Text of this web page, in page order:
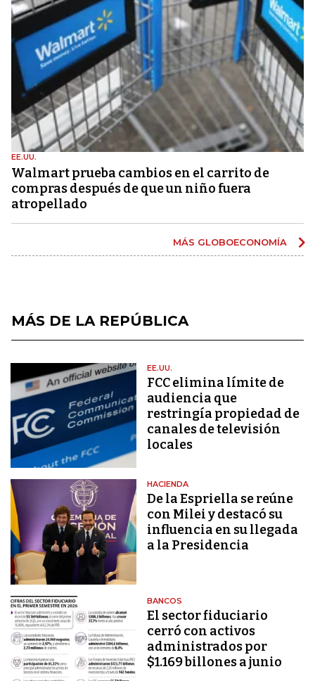
EE.UU.
Walmart prueba cambios en el carrito de
compras después de que un niño fuera
atropellado
MÁS GLOBOECONOMÍA
MÁS DE LA REPÚBLICA
EE.UU.
FCC elimina límite de
audiencia que
restringía propiedad de
canales de televisión
locales
HACIENDA
De la Espriella se reúne
con Milei y destacó su
influencia en su llegada
a la Presidencia
BANCOS
El sector fiduciario
cerró con activos
administrados por
$1.169 billones a junio